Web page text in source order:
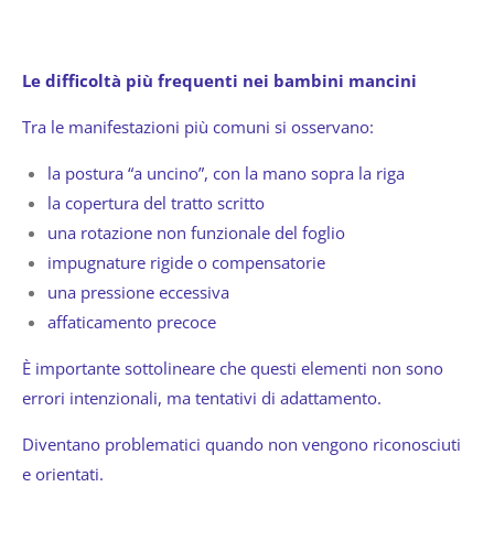
Le difficoltà più frequenti nei bambini mancini
Tra le manifestazioni più comuni si osservano:
la postura “a uncino”, con la mano sopra la riga
la copertura del tratto scritto
una rotazione non funzionale del foglio
impugnature rigide o compensatorie
una pressione eccessiva
affaticamento precoce
È importante sottolineare che questi elementi non sono
errori intenzionali, ma tentativi di adattamento.
Diventano problematici quando non vengono riconosciuti
e orientati.